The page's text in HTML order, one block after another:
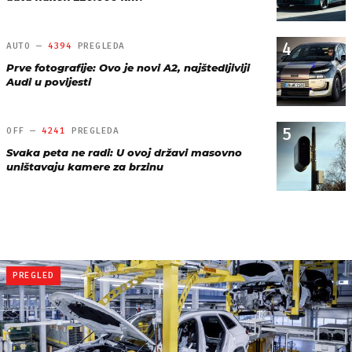
4
AUTO — 4394 PREGLEDA
Prve fotografije: Ovo je novi A2, najštedljiviji
Audi u povijesti
5
OFF —4241 PREGLEDA
Svaka peta ne radi: U ovoj državi masovno
uništavaju kamere za brzinu
PREGLED